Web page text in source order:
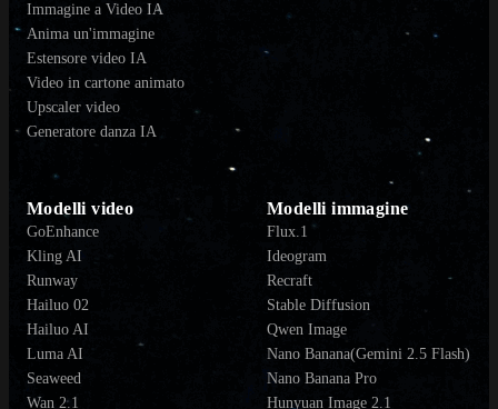
Immagine a Video IA
Anima un'immagine
Estensore video IA
Video in cartone animato
Upscaler video
Generatore danza IA
Modelli video
GoEnhance
Kling AI
Runway
Hailuo 02
Hailuo AI
Luma AI
Seaweed
Wan 2.1
Modelli immagine
Flux.1
Ideogram
Recraft
Stable Diffusion
Qwen Image
Nano Banana(Gemini 2.5 Flash)
Nano Banana Pro
Hunyuan Image 2.1